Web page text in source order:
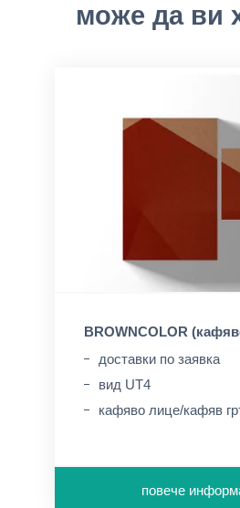
може да ви
BROWNCOLOR
доставки по заявка
вид UT4
кафяво лице/кафяв
повече